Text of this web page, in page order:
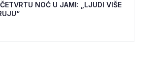
NOĆ U JAMI: „LJUDI VIŠE